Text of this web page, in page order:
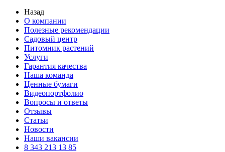
Назад
О компании
Полезные рекомендации
Садовый центр
Питомник растений
Услуги
Гарантия качества
Наша команда
Ценные бумаги
Видеопортфолио
Вопросы и ответы
Отзывы
Статьи
Новости
Наши вакансии
8 343 213 13 85